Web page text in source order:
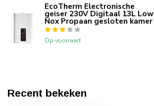
EcoTherm Electronische
geiser 230V Digitaal 13L Low
Nox Propaan gesloten kamer
Op voorraad
Recent bekeken